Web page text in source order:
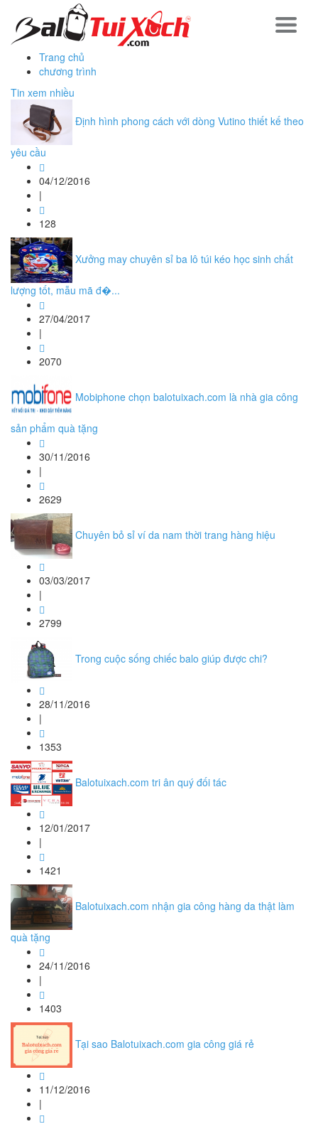
Trang chủ
chương trình
Tin xem nhiều
Định hình phong cách với dòng Vutino thiết kế theo
yêu cầu
04/12/2016
|
128
Xưởng may chuyên sỉ ba lô túi kéo học sinh chất
lượng tốt, mẫu mã đ�...
27/04/2017
|
2070
Mobiphone chọn balotuixach.com là nhà gia công
sản phẩm quà tặng
30/11/2016
|
2629
Chuyên bỏ sỉ ví da nam thời trang hàng hiệu
03/03/2017
|
2799
Trong cuộc sống chiếc balo giúp được chi?
28/11/2016
|
1353
Balotuixach.com tri ân quý đối tác
12/01/2017
|
1421
Balotuixach.com nhận gia công hàng da thật làm
quà tặng
24/11/2016
|
1403
Tại sao Balotuixach.com gia công giá rẻ
11/12/2016
|